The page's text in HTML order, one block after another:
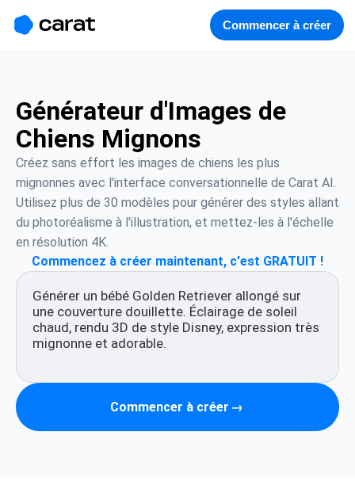
소개
Commencer à créer
Générateur d'Images de
Chiens Mignons
Créez sans effort les images de chiens les plus
mignonnes avec l'interface conversationnelle de Carat AI.
Utilisez plus de 30 modèles pour générer des styles allant
du photoréalisme à l'illustration, et mettez-les à l'échelle
en résolution 4K.
Commencez à créer maintenant, c'est GRATUIT !
Commencer à créer →